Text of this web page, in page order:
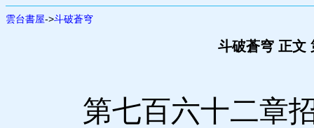
雲台書屋->斗破蒼穹
斗破蒼穹 正文
第七百六十二章